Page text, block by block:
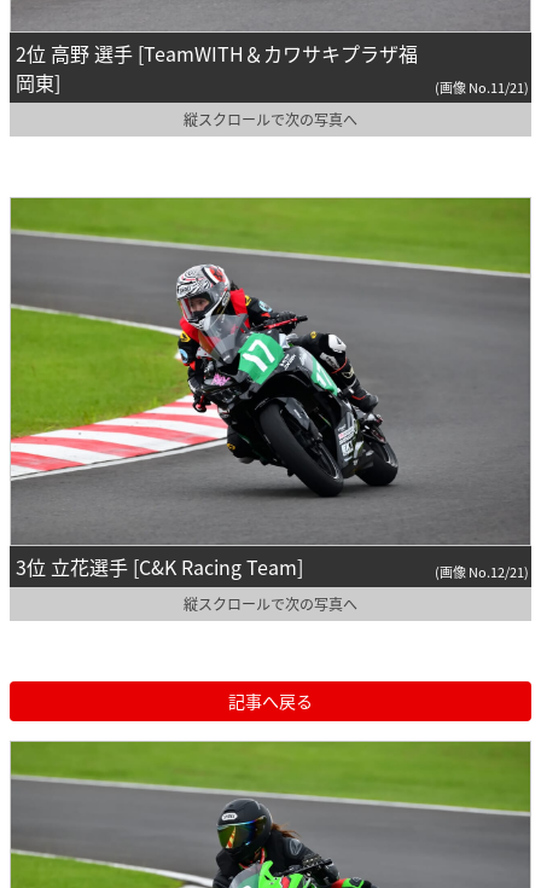
2位 高野 選手 [TeamWITH＆カワサキプラザ福
岡東]
(画像 No.11/21)
縦スクロールで次の写真へ
3位 立花選手 [C&K Racing Team] (画像 No.12/21)
縦スクロールで次の写真へ
記事へ戻る